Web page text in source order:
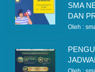
SMA
DAN
Oleh :